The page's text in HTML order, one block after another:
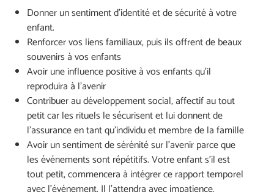
Donner un sentiment d’identité et de sécurité à votre
enfant.
Renforcer vos liens familiaux, puis ils offrent de beaux
souvenirs à vos enfants
Avoir une influence positive à vos enfants qu’il
reproduira à l’avenir
Contribuer au développement social, affectif au tout
petit car les rituels le sécurisent et lui donnent de
l’assurance en tant qu’individu et membre de la famille
Avoir un sentiment de sérénité sur l’avenir parce que
les événements sont répétitifs. Votre enfant s’il est
tout petit, commencera à intégrer ce rapport temporel